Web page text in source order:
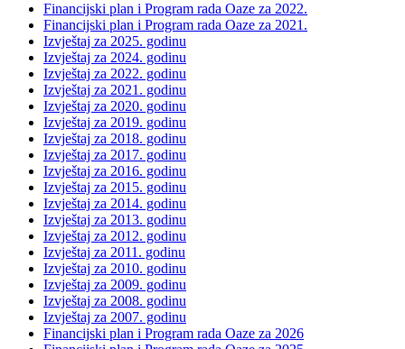
Financijski plan i Program rada Oaze za 2022.
Financijski plan i Program rada Oaze za 2021.
Izvještaj za 2025. godinu
Izvještaj za 2024. godinu
Izvještaj za 2022. godinu
Izvještaj za 2021. godinu
Izvještaj za 2020. godinu
Izvještaj za 2019. godinu
Izvještaj za 2018. godinu
Izvještaj za 2017. godinu
Izvještaj za 2016. godinu
Izvještaj za 2015. godinu
Izvještaj za 2014. godinu
Izvještaj za 2013. godinu
Izvještaj za 2012. godinu
Izvještaj za 2011. godinu
Izvještaj za 2010. godinu
Izvještaj za 2009. godinu
Izvještaj za 2008. godinu
Izvještaj za 2007. godinu
Financijski plan i Program rada Oaze za 2026